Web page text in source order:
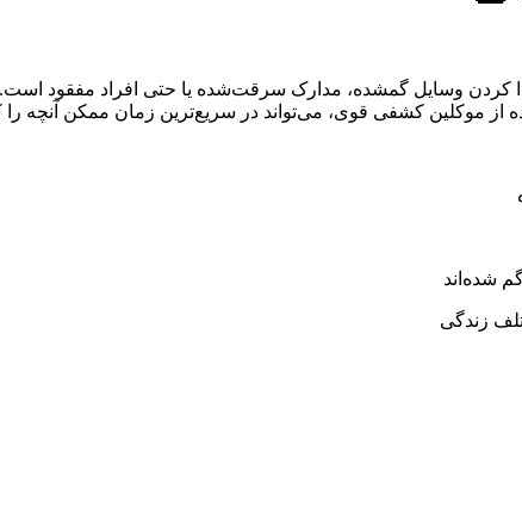
وسایل گمشده، مدارک سرقت‌شده یا حتی افراد مفقود است. اگر
از موکلین کشفی قوی، می‌تواند در سریع‌ترین زمان ممکن آنچه را
شده‌اند
زندگی